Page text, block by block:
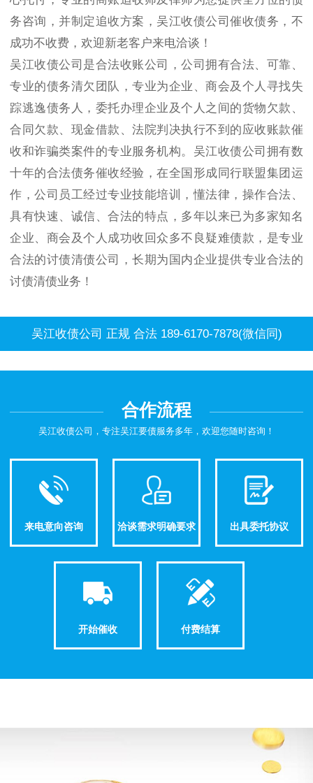
务咨询，并制定追收方案，吴江收债公司催收债务，不
成功不收费，欢迎新老客户来电洽谈！
吴江收债公司是合法收账公司，公司拥有合法、可靠、
专业的债务清欠团队，专业为企业、商会及个人寻找失
踪逃逸债务人，委托办理企业及个人之间的货物欠款、
合同欠款、现金借款、法院判决执行不到的应收账款催
收和诈骗类案件的专业服务机构。吴江收债公司拥有数
十年的合法债务催收经验，在全国形成同行联盟集团运
作，公司员工经过专业技能培训，懂法律，操作合法、
具有快速、诚信、合法的特点，多年以来已为多家知名
企业、商会及个人成功收回众多不良疑难债款，是专业
合法的讨债清债公司，长期为国内企业提供专业合法的
讨债清债业务！
吴江收债公司 正规 合法 189-6170-7878(微信同)
合作流程
吴江收债公司，专注吴江要债服务多年，欢迎您随时咨询！
来电意向咨询 洽谈需求明确要求 出具委托协议
开始催收 付费结算